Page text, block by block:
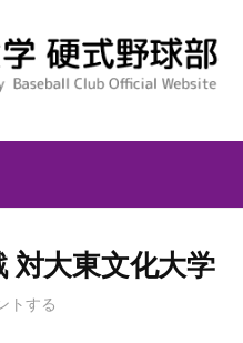
対大東文化大学
トする